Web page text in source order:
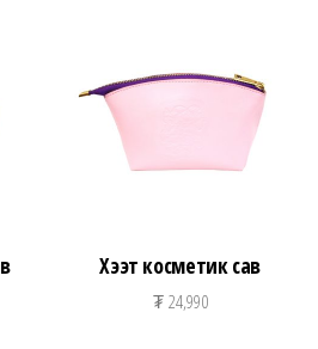
Хээт косметик сав
₮24,990